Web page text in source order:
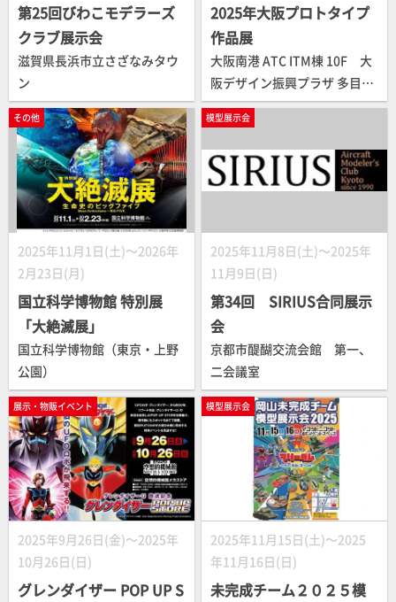
第25回びわこモデラーズ
クラブ展示会
滋賀県長浜市立さざなみタウ
ン
2025年大阪プロトタイプ
作品展
大阪南港 ATC ITM棟 10F 大
阪デザイン振興プラザ 多目的
ルーム
その他
2025年11月1日(土)～2026年
2月23日(月)
国立科学博物館 特別展
「大絶滅展」
国立科学博物館（東京・上野
公園）
模型展示会
2025年11月8日(土)～2025年
11月9日(日)
第34回 SIRIUS合同展示
会
京都市醍醐交流会館 第一、
二会議室
展示・物販イベント
2025年9月26日(金)～2025年
10月26日(日)
グレンダイザー POP UP S
模型展示会
2025年11月15日(土)～2025
年11月16日(日)
未完成チーム２０２５模